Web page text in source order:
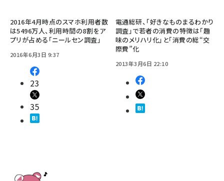
2016年4月時点のスマホ利用者数
は5496万人、利用時間の8割をア
プリが占める「ニールセン調査」
2016年6月3日 9:37
23
35
電通総研、「好きなものまるわかり
調査」で若者の消費の特徴は「趣
味のメリハリ化」と「消費の総“交
際費”化
2013年3月6日 22:10